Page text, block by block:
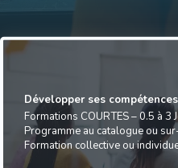
Développer ses compétences
Formations COURTES – 0.5 à 3
Programme au catalogue ou
Formation collective ou